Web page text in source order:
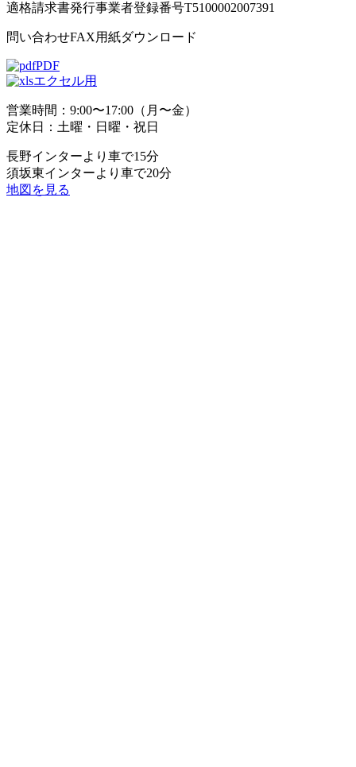
適格請求書発行事業者登録番号T5100002007391
問い合わせFAX用紙ダウンロード
PDF
エクセル用
営業時間：9:00〜17:00（月〜金）
定休日：土曜・日曜・祝日
長野インターより車で15分
須坂東インターより車で20分
地図を見る